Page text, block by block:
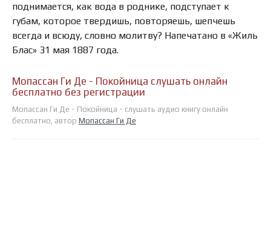
поднимается, как вода в роднике, подступает к
губам, которое твердишь, повторяешь, шепчешь
всегда и всюду, словно молитву? Напечатано в «Жиль
Блас» 31 мая 1887 года.
Мопассан Ги Де - Покойница слушать онлайн
бесплатно без регистрации
Мопассан Ги Де - Покойница - слушать аудио книгу онлайн
бесплатно, автор Мопассан Ги Де